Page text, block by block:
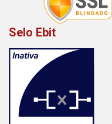
Selo Ebit